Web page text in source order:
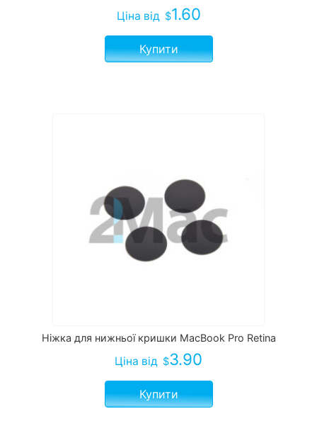
Ціна від $1.60
Купити
Ніжка для нижньої кришки MacBook Pro Retina
Ціна від $3.90
Купити